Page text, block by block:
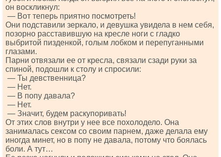
он воскликнул:
— Вот теперь приятно посмотреть!
Они подставили зеркало, и девушка увидела в нем себя,
позорно расставившую на кресле ноги с гладко
выбритой пизденкой, голым лобком и перепуганными
глазами.
Парни отвязали ее от кресла, связали сзади руки за
спиной, подошли к столу и спросили:
— Ты девственница?
— Нет.
— В попу давала?
— Нет.
— Значит, будем раскупоривать!
От этих слов внутри у нее все похолодело. Она
занималась сексом со своим парнем, даже делала ему
иногда минет, но в попу не давала, потому что боялась
боли. А тут…